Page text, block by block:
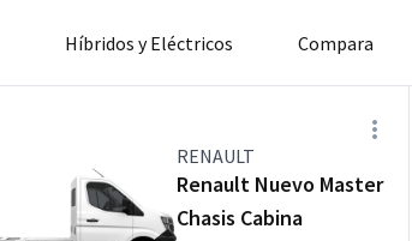
Híbridos y Eléctricos Compara
RENAULT
Renault Nuevo Master
Chasis Cabina